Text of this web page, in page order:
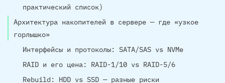
практический список)
Архитектура накопителей в сервере — где «узкое
горлышко»
Интерфейсы и протоколы: SATA/SAS vs NVMe
RAID и его цена: RAID-1/10 vs RAID-5/6
Rebuild: HDD vs SSD — разные риски